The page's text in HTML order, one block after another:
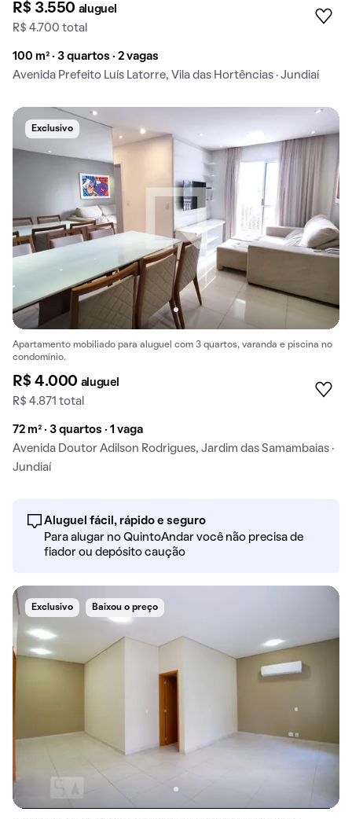
R$ 3.550 aluguel
R$ 4.700 total
100 m² · 3 quartos · 2 vagas
Avenida Prefeito Luís Latorre, Vila das Hortências · Jundiaí
Exclusivo
Apartamento mobiliado para aluguel com 3 quartos, varanda e piscina no
condomínio.
R$ 4.000 aluguel
R$ 4.871 total
72 m² · 3 quartos · 1 vaga
Avenida Doutor Adilson Rodrigues, Jardim das Samambaias ·
Jundiaí
Aluguel fácil, rápido e seguro
Para alugar no QuintoAndar você não precisa de
fiador ou depósito caução
Exclusivo Baixou o preço